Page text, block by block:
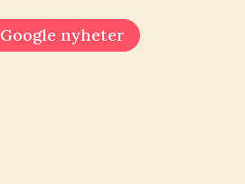
Google nyheter